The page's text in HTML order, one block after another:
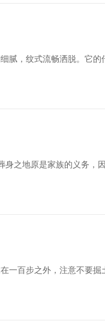
腻，纹式流畅洒脱。它
身之地原是家族的义务，
百步之外，注意不要掘